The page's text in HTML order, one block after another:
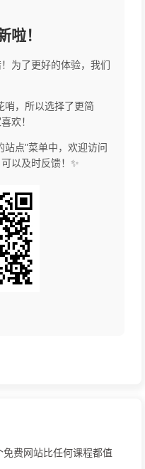
啦！
为了更好的体验，我们
哨，所以选择了更简
欢！
站点"菜单中，欢迎访问
以及时反馈！✨
费网站比任何课程都值